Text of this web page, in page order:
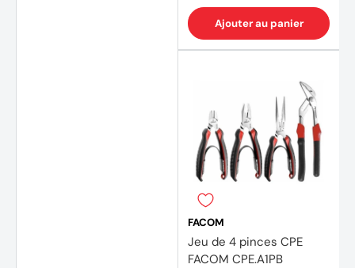
Ajouter au panier
FACOM
Jeu de 4 pinces CPE
FACOM CPE.A1PB